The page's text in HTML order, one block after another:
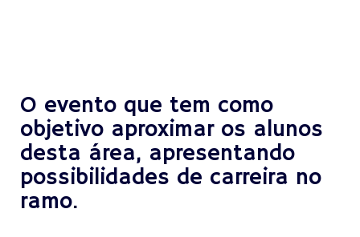
O evento que tem como
objetivo aproximar os alunos
desta área, apresentando
possibilidades de carreira no
ramo.